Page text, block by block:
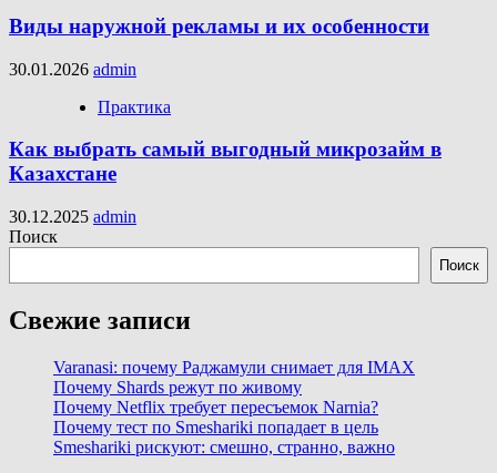
Виды наружной рекламы и их особенности
30.01.2026 admin
Практика
Как выбрать самый выгодный микрозайм в
Казахстане
30.12.2025 admin
Поиск
Поиск
Свежие записи
Varanasi: почему Раджамули снимает для IMAX
Почему Shards режут по живому
Почему Netflix требует пересъемок Narnia?
Почему тест по Smeshariki попадает в цель
Smeshariki рискуют: смешно, странно, важно